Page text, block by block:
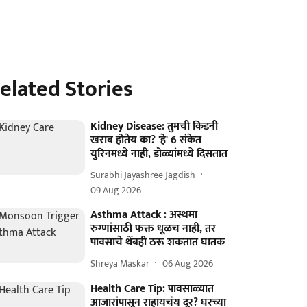
Stories
Kidney Disease: तुमची किडनी
खराब होतेय का? 'हे' 6 संकेत
युरिनमध्ये नाही, डोळ्यांमध्ये दिसतात
Surabhi Jayashree Jagdish
09 Aug 2026
Asthma Attack : अस्थमा
रुग्णांसाठी फक्त धूळच नाही, तर
पावसाचे थेंबही ठरू शकतात घातक
Shreya Maskar 06 Aug 2026
Health Care Tip: पावसाळ्यात
आजारांपासून राहायचंय दूर? घरच्या